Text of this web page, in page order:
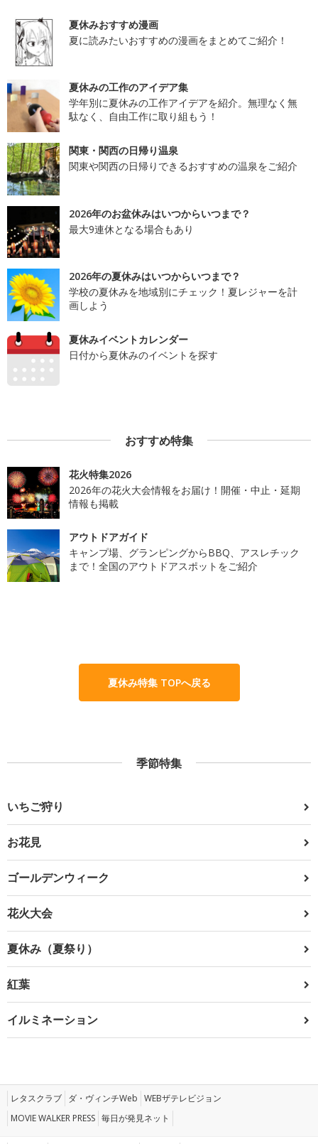
夏休みおすすめ漫画
夏に読みたいおすすめの漫画をまとめてご紹介！
夏休みの工作のアイデア集
学年別に夏休みの工作アイデアを紹介。無理なく無
駄なく、自由工作に取り組もう！
関東・関西の日帰り温泉
関東や関西の日帰りできるおすすめの温泉をご紹介
2026年のお盆休みはいつからいつまで？
最大9連休となる場合もあり
2026年の夏休みはいつからいつまで？
学校の夏休みを地域別にチェック！夏レジャーを計
画しよう
夏休みイベントカレンダー
日付から夏休みのイベントを探す
おすすめ特集
花火特集2026
2026年の花火大会情報をお届け！開催・中止・延期
情報も掲載
アウトドアガイド
キャンプ場、グランピングからBBQ、アスレチック
まで！全国のアウトドアスポットをご紹介
夏休み特集 TOPへ戻る
季節特集
いちご狩り
お花見
ゴールデンウィーク
花火大会
夏休み（夏祭り）
紅葉
イルミネーション
レタスクラブ ダ・ヴィンチWeb WEBザテレビジョン
MOVIE WALKER PRESS 毎日が発見ネット